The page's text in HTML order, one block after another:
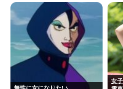
に
か
女